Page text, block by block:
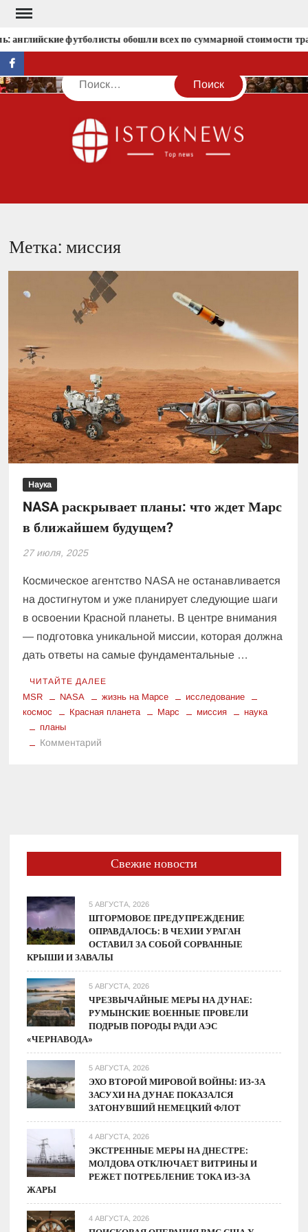
Перейти
содержимомуфутболисты обошли всех по суммарной стоимости
facebook
Поиск
Метка:миссия
Наука
NASA раскрывает планы: что ждет Марс
в ближайшем будущем?
27 июля, 2025
Космическое агентство NASA не останавливается
на достигнутом и уже планирует следующие шаги
в освоении Красной планеты. В центре внимания
— подготовка уникальной миссии, которая должна
дать ответы на самые фундаментальные …
ЧИТАЙТЕ ДАЛЕЕ
MSR NASA жизнь на Марсе
исследование
космос
Красная планета Марс миссия
наука
планы
Комментарий
в
ближайшем
Свежие новости
5 АВГУСТА, 2026
ШТОРМОВОЕ ПРЕДУПРЕЖДЕНИЕ
ОПРАВДАЛОСЬ: В ЧЕХИИ УРАГАН
ОСТАВИЛ ЗА СОБОЙ СОРВАННЫЕ
КРЫШИ И ЗАВАЛЫ
5 АВГУСТА, 2026
ЧРЕЗВЫЧАЙНЫЕ МЕРЫ НА ДУНАЕ:
РУМЫНСКИЕ ВОЕННЫЕ ПРОВЕЛИ
ПОДРЫВ ПОРОДЫ РАДИ АЭС
«ЧЕРНАВОДА»
5 АВГУСТА, 2026
ЭХО ВТОРОЙ МИРОВОЙ ВОЙНЫ: ИЗ-ЗА
ЗАСУХИ НА ДУНАЕ ПОКАЗАЛСЯ
ЗАТОНУВШИЙ НЕМЕЦКИЙ ФЛОТ
4 АВГУСТА, 2026
ЭКСТРЕННЫЕ МЕРЫ НА ДНЕСТРЕ:
МОЛДОВА ОТКЛЮЧАЕТ ВИТРИНЫ И
РЕЖЕТ ПОТРЕБЛЕНИЕ ТОКА ИЗ-ЗА
ЖАРЫ
4 АВГУСТА, 2026